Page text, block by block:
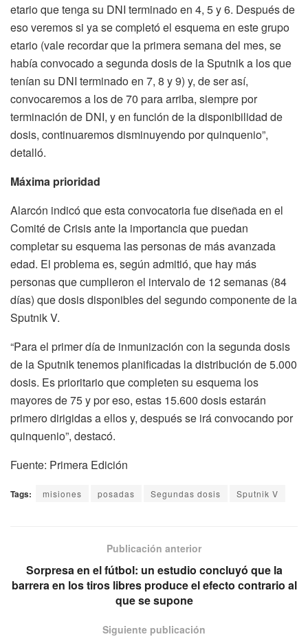
etario que tenga su DNI terminado en 4, 5 y 6. Después de
eso veremos si ya se completó el esquema en este grupo
etario (vale recordar que la primera semana del mes, se
había convocado a segunda dosis de la Sputnik a los que
tenían su DNI terminado en 7, 8 y 9) y, de ser así,
convocaremos a los de 70 para arriba, siempre por
terminación de DNI, y en función de la disponibilidad de
dosis, continuaremos disminuyendo por quinquenio”,
detalló.
Máxima prioridad
Alarcón indicó que esta convocatoria fue diseñada en el
Comité de Crisis ante la importancia que puedan
completar su esquema las personas de más avanzada
edad. El problema es, según admitió, que hay más
personas que cumplieron el intervalo de 12 semanas (84
días) que dosis disponibles del segundo componente de la
Sputnik V.
“Para el primer día de inmunización con la segunda dosis
de la Sputnik tenemos planificadas la distribución de 5.000
dosis. Es prioritario que completen su esquema los
mayores de 75 y por eso, estas 15.600 dosis estarán
primero dirigidas a ellos y, después se irá convocando por
quinquenio”, destacó.
Fuente: Primera Edición
Tags: misiones posadas Segundas dosis Sputnik V
Publicación anterior
Sorpresa en el fútbol: un estudio concluyó que la
barrera en los tiros libres produce el efecto contrario al
que se supone
Siguiente publicación